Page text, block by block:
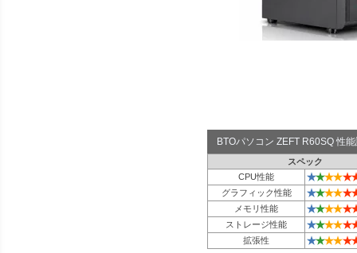
BTOパソコン ZEFT R60SQ 性
スペック
CPU性能
★★★★★
グラフィック性能 ★★★★★
メモリ性能 ★★★★★
ストレージ性能 ★★★★★
拡張性 ★★★★★